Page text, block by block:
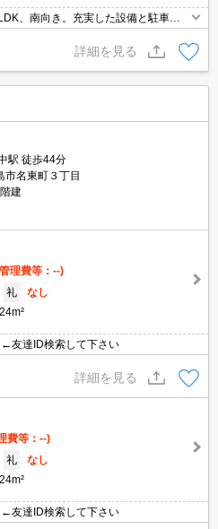
、南向き。充実した設備と駐車
明るい室内で快適な新生活を始めま
詳細を見る
駅 徒歩44分
市名東町３丁目
建
理費等：--)
礼
なし
24m²
友達ID検索して下さい
詳細を見る
費等：--)
礼
なし
24m²
友達ID検索して下さい